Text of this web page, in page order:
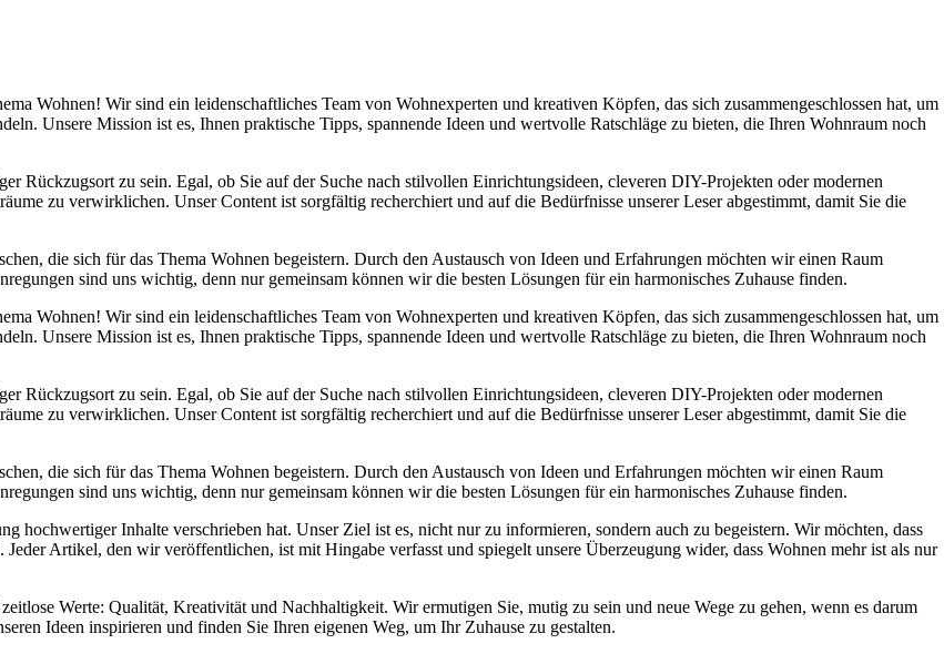
Wohnen! Wir sind ein leidenschaftliches Team von Wohnexperten und kreativen Köpfen, das sich zusammengeschlossen hat, um
Unsere Mission ist es, Ihnen praktische Tipps, spannende Ideen und wertvolle Ratschläge zu bieten, die Ihren Wohnraum noch
Rückzugsort zu sein. Egal, ob Sie auf der Suche nach stilvollen Einrichtungsideen, cleveren DIY-Projekten oder modernen
zu verwirklichen. Unser Content ist sorgfältig recherchiert und auf die Bedürfnisse unserer Leser abgestimmt, damit Sie die
die sich für das Thema Wohnen begeistern. Durch den Austausch von Ideen und Erfahrungen möchten wir einen Raum
sind uns wichtig, denn nur gemeinsam können wir die besten Lösungen für ein harmonisches Zuhause finden.
Wohnen! Wir sind ein leidenschaftliches Team von Wohnexperten und kreativen Köpfen, das sich zusammengeschlossen hat, um
Unsere Mission ist es, Ihnen praktische Tipps, spannende Ideen und wertvolle Ratschläge zu bieten, die Ihren Wohnraum noch
Rückzugsort zu sein. Egal, ob Sie auf der Suche nach stilvollen Einrichtungsideen, cleveren DIY-Projekten oder modernen
zu verwirklichen. Unser Content ist sorgfältig recherchiert und auf die Bedürfnisse unserer Leser abgestimmt, damit Sie die
die sich für das Thema Wohnen begeistern. Durch den Austausch von Ideen und Erfahrungen möchten wir einen Raum
sind uns wichtig, denn nur gemeinsam können wir die besten Lösungen für ein harmonisches Zuhause finden.
hochwertiger Inhalte verschrieben hat. Unser Ziel ist es, nicht nur zu informieren, sondern auch zu begeistern. Wir möchten, dass
Artikel, den wir veröffentlichen, ist mit Hingabe verfasst und spiegelt unsere Überzeugung wider, dass Wohnen mehr ist als nur
Werte: Qualität, Kreativität und Nachhaltigkeit. Wir ermutigen Sie, mutig zu sein und neue Wege zu gehen, wenn es darum
Ideen inspirieren und finden Sie Ihren eigenen Weg, um Ihr Zuhause zu gestalten.